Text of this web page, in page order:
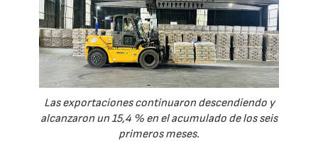
Las exportaciones continuaron descendiendo y
alcanzaron un 15,4 % en el acumulado de los seis
primeros meses.